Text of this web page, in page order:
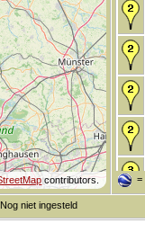
contributors. =
niet ingesteld